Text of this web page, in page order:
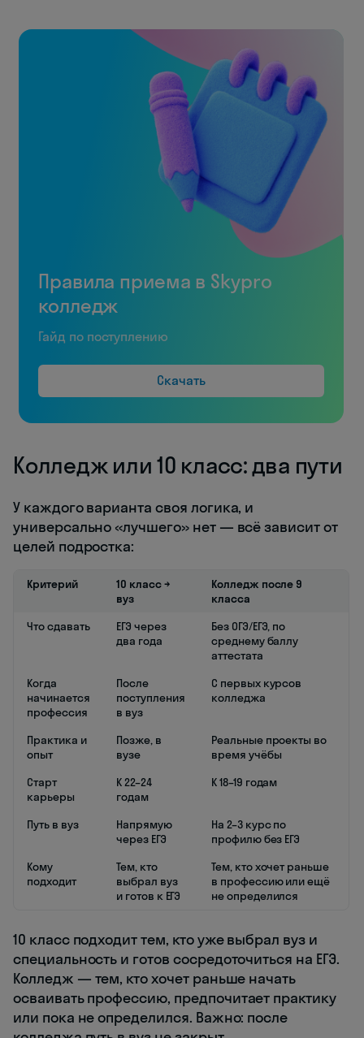
Правила приема в Skypro
колледж
Гайд по поступлению
Скачать
Колледж или 10 класс: два пути
У каждого варианта своя логика, и
универсально «лучшего» нет — всё зависит от
целей подростка:
Критерий
10 класс →
вуз
Колледж после 9
класса
Что сдавать
ЕГЭ через
два года
Без ОГЭ/ЕГЭ, по
среднему баллу
аттестата
Когда
начинается
профессия
После
поступления
в вуз
С первых курсов
колледжа
Практика и
опыт
Позже, в
вузе
Реальные проекты во
время учёбы
Старт
карьеры
К 22–24
годам
К 18–19 годам
Путь в вуз
Напрямую
через ЕГЭ
На 2–3 курс по
профилю без ЕГЭ
Кому
подходит
Тем, кто
выбрал вуз
и готов к ЕГЭ
Тем, кто хочет раньше
в профессию или ещё
не определился
10 класс подходит тем, кто уже выбрал вуз и
специальность и готов сосредоточиться на ЕГЭ.
Колледж — тем, кто хочет раньше начать
осваивать профессию, предпочитает практику
или пока не определился. Важно: после